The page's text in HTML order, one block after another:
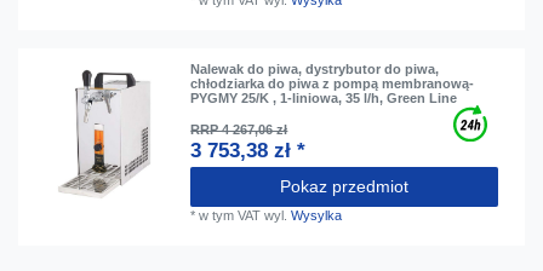
Nalewak do piwa, dystrybutor do piwa,
chłodziarka do piwa z pompą membranową-
PYGMY 25/K , 1-liniowa, 35 l/h, Green Line
RRP 4 267,06 zł
3 753,38 zł *
Pokaz przedmiot
*w tym VAT wyl.Wysylka